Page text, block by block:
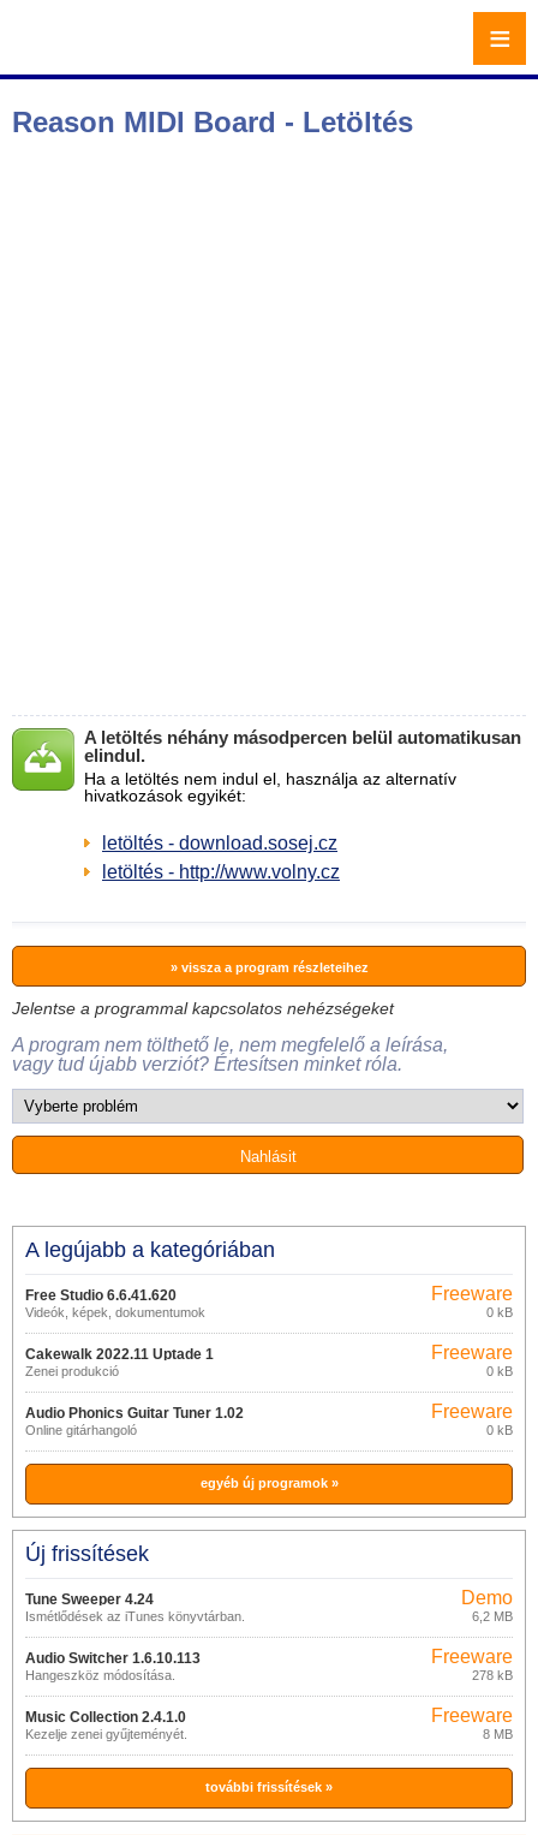
Reason MIDI Board - Letöltés
A letöltés néhány másodpercen belül automatikusan
elindul.
Ha a letöltés nem indul el, használja az alternatív
hivatkozások egyikét:
letöltés - download.sosej.cz
letöltés - http://www.volny.cz
» vissza a program részleteihez
Jelentse a programmal kapcsolatos nehézségeket
A program nem tölthető le, nem megfelelő a leírása,
vagy tud újabb verziót? Értesítsen minket róla.
A legújabb a kategóriában
Free Studio 6.6.41.620
Videók, képek, dokumentumok
szerkesztése
Freeware
0 kB
Cakewalk 2022.11 Uptade 1
Zenei produkció
Freeware
0 kB
Audio Phonics Guitar Tuner 1.02
Online gitárhangoló
Freeware
0 kB
egyéb új programok »
Új frissítések
Tune Sweeper 4.24
Ismétlődések az iTunes könyvtárban.
Demo
6,2 MB
Audio Switcher 1.6.10.113
Hangeszköz módosítása.
Freeware
278 kB
Music Collection 2.4.1.0
Kezelje zenei gyűjteményét.
Freeware
8 MB
további frissítések »
≡